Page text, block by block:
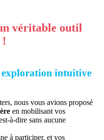
véritable outil
!
exploration intuitive
nous vous avions proposé
en mobilisant vos
à-dire sans aucune
à participer, et vos